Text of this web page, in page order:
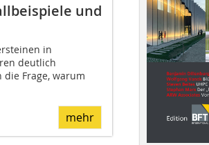
und
in
deutlich
Frage, warum
mehr